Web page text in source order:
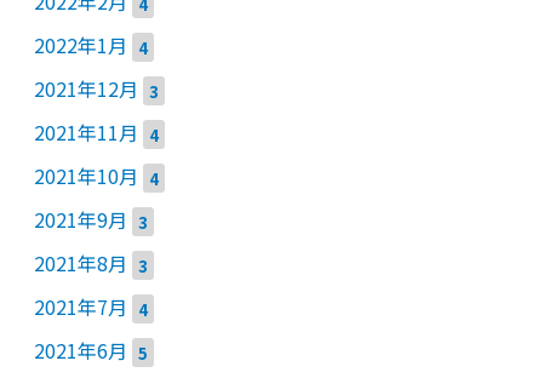
2022年1月 4
2021年12月 3
2021年11月 4
2021年10月 4
2021年9月 3
2021年8月 3
2021年7月 4
2021年6月 5